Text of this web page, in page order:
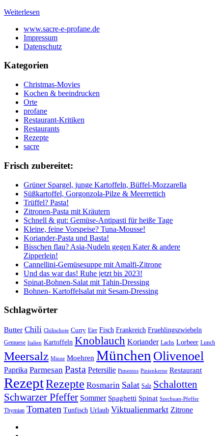
Weiterlesen
www.sacre-e-profane.de
Impressum
Datenschutz
Kategorien
Christmas-Movies
Kochen & beeindrucken
Orte
profane
Restaurant-Kritiken
Restaurants
Rezepte
sacre
Frisch zubereitet:
Grüner Spargel, junge Kartoffeln, Büffel-Mozzarella
Süßkartoffel, Gorgonzola-Pilze & Meerrettich
Trüffel? Pasta!
Zitronen-Pasta mit Kräutern
Schnell & gut: Gemüse-Antipasti für heiße Tage
Kleine, feine Vorspeise? Tuna-Mousse!
Koriander-Pasta und Basta!
Bisschen flau? Asia-Nudeln gegen Kater & andere
Zipperlein!
Cannellini-Gemüsesuppe mit Amalfi-Zitrone
Und das war das! Ruhe jetzt bis 2023!
Spinat-Bohnen-Salat mit Tahin-Dressing
Bohnen- Kartoffelsalat mit Sesam-Dressing
Schlagwörter
Butter Chili Chilischote Curry Eier Fisch Frankreich Fruehlingszwiebeln
Gemuese Italien Kartoffeln Knoblauch Koriander Lachs Lorbeer Lunch
Meersalz Minze Moehren München Olivenoel
Paprika Parmesan Pasta Petersilie Pimentos Pinienkerne Restaurant
RezeptRezepte Rosmarin Salat Salz Schalotten
Schwarzer Pfeffer Sommer Spaghetti Spinat Szechuan-Pfeffer
Thymian Tomaten Tunfisch Urlaub Viktualienmarkt Zitrone